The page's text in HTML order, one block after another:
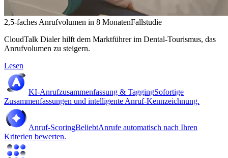
2,5-faches Anrufvolumen in 8 MonatenFallstudie
CloudTalk Dialer hilft dem Marktführer im Dental-Tourismus, das
Anrufvolumen zu steigern.
Lesen
KI-Anrufzusammenfassung & TaggingSofortige
Zusammenfassungen und intelligente Anruf-Kennzeichnung.
Anruf-ScoringBeliebtAnrufe automatisch nach Ihren
Kriterien bewerten.